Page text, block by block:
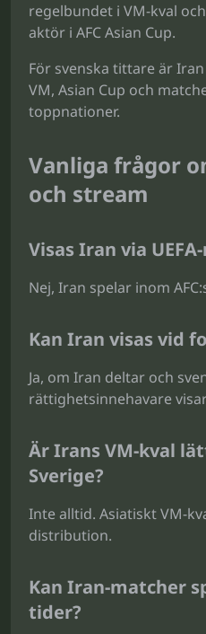
regelbundet i VM-kval
aktör i AFC Asian Cup.
För svenska tittare är
VM, Asian Cup och
toppnationer.
Vanliga frågor
och stream
Visas Iran via
Nej, Iran spelar inom
Kan Iran visas vid
Ja, om Iran deltar och
rättighetsinnehavare
Är Irans VM-kval
Sverige?
Inte alltid. Asiatiskt VM-
distribution.
Kan Iran-matcher
tider?